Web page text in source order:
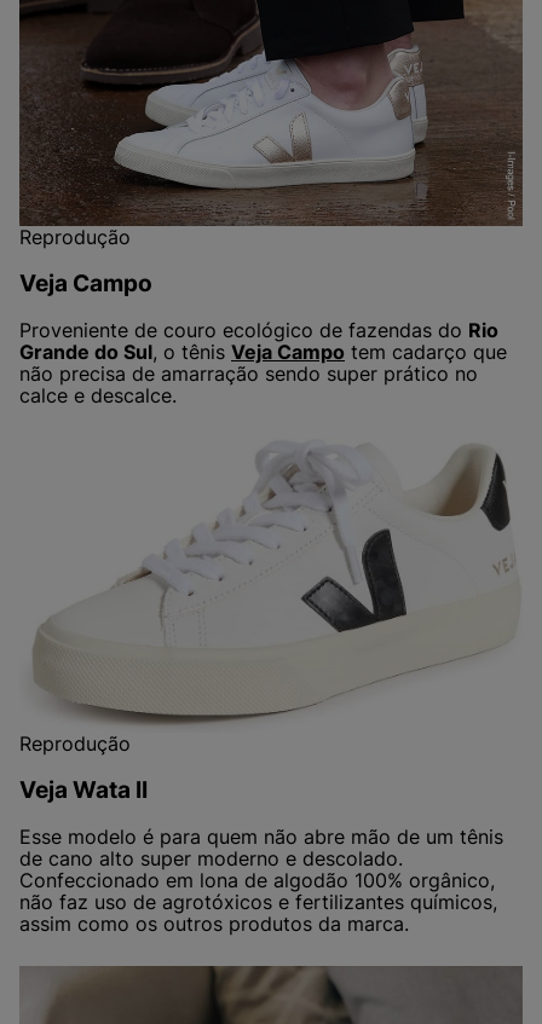
Reprodução
Veja Campo
Proveniente de couro ecológico de fazendas do Rio
Grande do Sul, o tênis Veja Campo tem cadarço que
não precisa de amarração sendo super prático no
calce e descalce.
Reprodução
Veja Wata II
Esse modelo é para quem não abre mão de um tênis
de cano alto super moderno e descolado.
Confeccionado em lona de algodão 100% orgânico,
não faz uso de agrotóxicos e fertilizantes químicos,
assim como os outros produtos da marca.